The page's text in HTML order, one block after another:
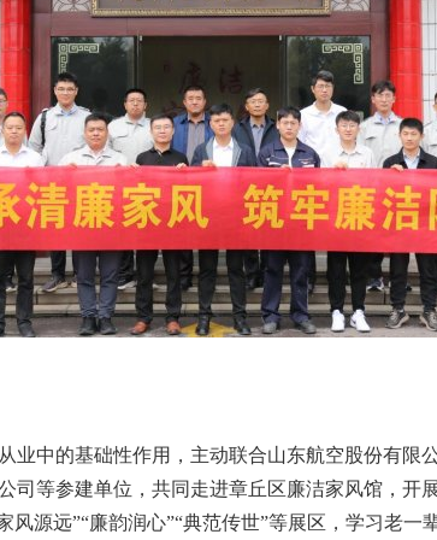
业中的基础性作用，主动联合山东航空股份有限
司等参建单位，共同走进章丘区廉洁家风馆，开
风源远”“廉韵润心”“典范传世”等展区，学习老一